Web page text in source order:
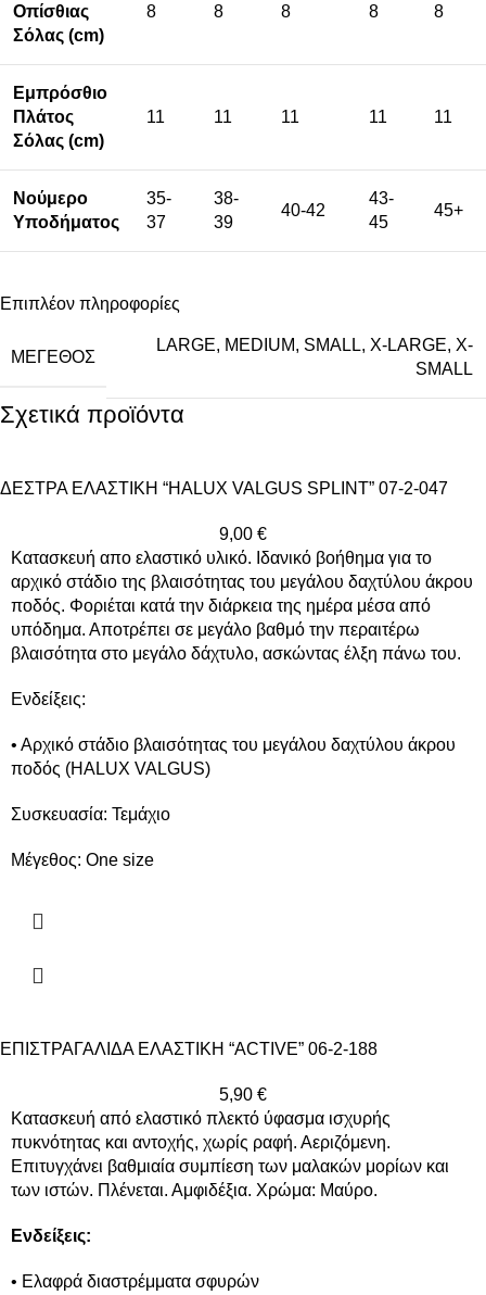
Οπίσθιας
Σόλας (cm)
8 8 8 8 8
Εμπρόσθιο
Πλάτος
Σόλας (cm)
11 11 11 11 11
Νούμερο
Υποδήματος
35-
37
38-
39
40-42
43-
45
45+
Επιπλέον πληροφορίες
ΜΈΓΕΘΟΣ
LARGE, MEDIUM, SMALL, X-LARGE, X-
SMALL
Σχετικά προϊόντα
ΔΕΣΤΡΑ ΕΛΑΣΤΙΚΗ “HALUX VALGUS SPLINT” 07-2-047
9,00 €
Κατασκευή απο ελαστικό υλικό. Ιδανικό βοήθημα για το
αρχικό στάδιο της βλαισότητας του μεγάλου δαχτύλου άκρου
ποδός. Φοριέται κατά την διάρκεια της ημέρα μέσα από
υπόδημα. Αποτρέπει σε μεγάλο βαθμό την περαιτέρω
βλαισότητα στο μεγάλο δάχτυλο, ασκώντας έλξη πάνω του.
Ενδείξεις:
• Αρχικό στάδιο βλαισότητας του μεγάλου δαχτύλου άκρου
ποδός (HALUX VALGUS)
Συσκευασία: Τεμάχιο
Μέγεθος: One size
ΕΠΙΣΤΡΑΓΑΛΙΔΑ ΕΛΑΣΤΙΚΗ “ACTIVE” 06-2-188
5,90 €
Κατασκευή από ελαστικό πλεκτό ύφασμα ισχυρής
πυκνότητας και αντοχής, χωρίς ραφή. Αεριζόμενη.
Επιτυγχάνει βαθμιαία συμπίεση των μαλακών μορίων και
των ιστών. Πλένεται. Αμφιδέξια. Χρώμα: Mαύρο.
Ενδείξεις:
• Ελαφρά διαστρέμματα σφυρών